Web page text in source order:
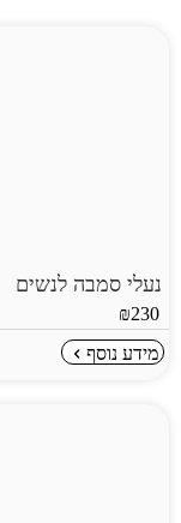
נעלי סמבה לנשים
₪230
מידע נוסף